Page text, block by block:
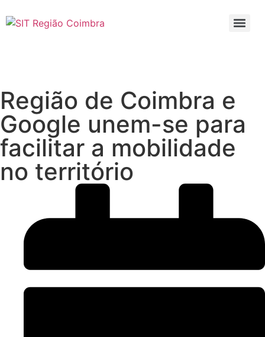
Região de Coimbra e
Google unem-se para
facilitar a mobilidade
no território